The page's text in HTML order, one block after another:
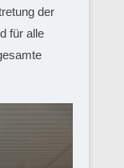
der
für alle